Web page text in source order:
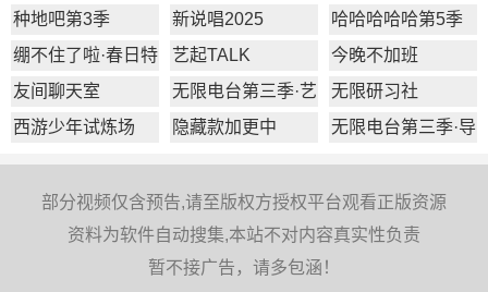
17季
种地吧第3季
新说唱2025
哈哈哈哈哈第5季
绷不住了啦·春日特
辑
艺起TALK
今晚不加班
友间聊天室
无限电台第三季·艺
员篇
无限研习社
西游少年试炼场
隐藏款加更中
无限电台第三季·导
部分视频仅含预告,请至版权方授权平台观看正版资源
资料为软件自动搜集,本站不对内容真实性负责
暂不接广告，请多包涵！